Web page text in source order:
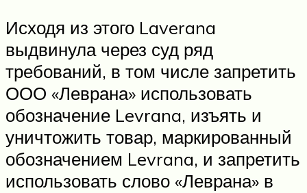
Исходя из этого Laverana
выдвинула через суд ряд
требований, в том числе запретить
ООО «Леврана» использовать
обозначение Levrana, изъять и
уничтожить товар, маркированный
обозначением Levrana, и запретить
использовать слово «Леврана» в